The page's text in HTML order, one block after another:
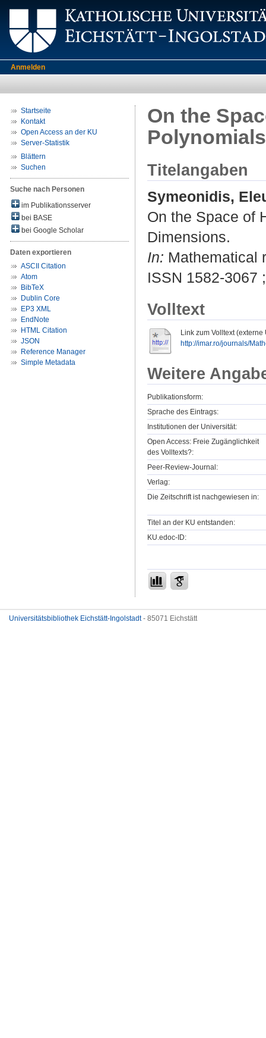
Anmelden
Startseite
Kontakt
Open Access an der KU
Server-Statistik
Blättern
Suchen
Suche nach Personen
im Publikationsserver
bei BASE
bei Google Scholar
Daten exportieren
ASCII Citation
Atom
BibTeX
Dublin Core
EP3 XML
EndNote
HTML Citation
JSON
Reference Manager
Simple Metadata
On the
Titelangaben
Symeonidis,
On the Space of
Dimensions.
In: Mathematical
ISSN 1582-3067
Volltext
Link zum Volltext (externe
http://imar.ro/journals/
Weitere
Publikationsform:
Sprache des Eintrags:
Institutionen der Universität:
Open Access: Freie Zugänglichkeit
des Volltexts?:
Peer-Review-Journal:
Verlag:
Die Zeitschrift ist nachgewiesen in:
Titel an der KU entstanden:
KU.edoc-ID:
Universitätsbibliothek Eichstätt-Ingolstadt- 85071 Eichstätt